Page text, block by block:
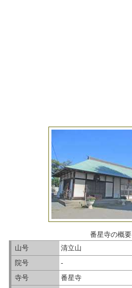
番星寺の概要
山号
清立山
院号
-
寺号
番星寺